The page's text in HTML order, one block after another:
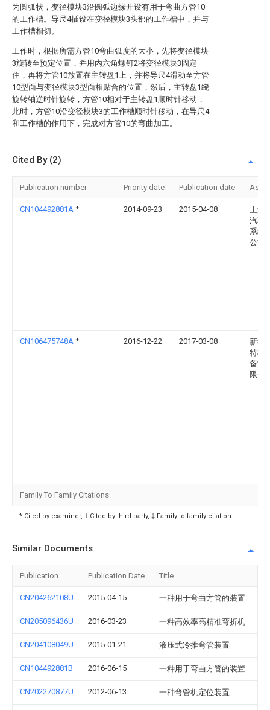
为圆弧状，变径模块3沿圆弧边缘开设有用于弯曲方管10
的工作槽。导尺4插设在变径模块3头部的工作槽中，并与
工作槽相切。
工作时，根据所需方管10弯曲弧度的大小，先将变径模块
3旋转至预定位置，并用内六角螺钉2将变径模块3固定
住，再将方管10放置在主转盘1上，并将导尺4滑动至方管
10型面与变径模块3型面相贴合的位置，然后，主转盘1绕
旋转轴逆时针旋转，方管10相对于主转盘1顺时针移动，
此时，方管10沿变径模块3的工作槽顺时针移动，在导尺4
和工作槽的作用下，完成对方管10的弯曲加工。
Cited By (2)
Publication number Priority date Publication date
CN104492881A * 2014-09-23 2015-04-08
上海
汽车
系统
公司
CN106475748A * 2016-12-22 2017-03-08
新疆
特机
备制
限公
Family To Family Citations
* Cited by examiner, † Cited by third party, ‡ Family to family citation
Similar Documents
Publication Publication Date Title
CN204262108U 2015-04-15 一种用于弯曲方管的装置
CN205096436U 2016-03-23 一种高效率高精准弯折机
CN204108049U 2015-01-21 液压式冷推弯管装置
CN104492881B 2016-06-15 一种用于弯曲方管的装置
CN202270877U 2012-06-13 一种弯管机定位装置